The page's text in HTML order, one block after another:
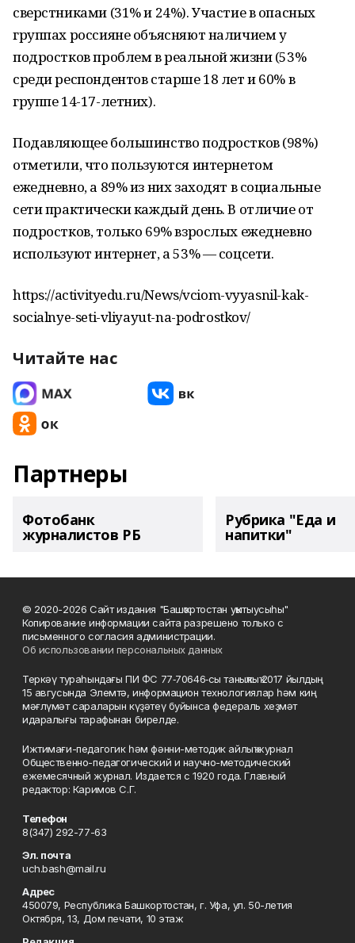
сверстниками (31% и 24%). Участие в опасных
группах россияне объясняют наличием у
подростков проблем в реальной жизни (53%
среди респондентов старше 18 лет и 60% в
группе 14-17-летних).
Подавляющее большинство подростков (98%)
отметили, что пользуются интернетом
ежедневно, а 89% из них заходят в социальные
сети практически каждый день. В отличие от
подростков, только 69% взрослых ежедневно
используют интернет, а 53% — соцсети.
https://activityedu.ru/News/vciom-vyyasnil-kak-
socialnye-seti-vliyayut-na-podrostkov/
Читайте нас
Партнеры
Фотобанк
журналистов РБ
Рубрика "Еда и
напитки"
© 2020-2026 Сайт издания "Башҡортостан уҡытыусыһы"
Копирование информации сайта разрешено только с
письменного согласия администрации.
Об использовании персональных данных
Теркәү тураһындағы ПИ ФС 77‑70646‑сы таныҡлыҡ 2017 йылдың
15 авгусында Элемтә, информацион технологиялар һәм киң
мәғлүмәт сараларын күҙәтеү буйынса федераль хеҙмәт
идаралығы тарафынан бирелде.
Ижтимағи-педагогик һәм фәнни-методик айлыҡ журнал
Общественно-педагогический и научно-методический
ежемесячный журнал. Издается с 1920 года. Главный
редактор: Каримов С.Г.
Телефон
8(347) 292-77-63
Эл. почта
uch.bash@mail.ru
Адрес
450079, Республика Башкортостан, г. Уфа, ул. 50-летия
Октября, 13, Дом печати, 10 этаж